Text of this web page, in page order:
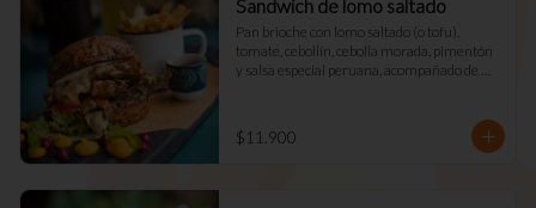
Sandwich de lomo saltado
Pan brioche con lomo saltado (o tofu),
tomate, cebollín, cebolla morada, pimentón
y salsa especial peruana, acompañado de
salsa.
$11.900